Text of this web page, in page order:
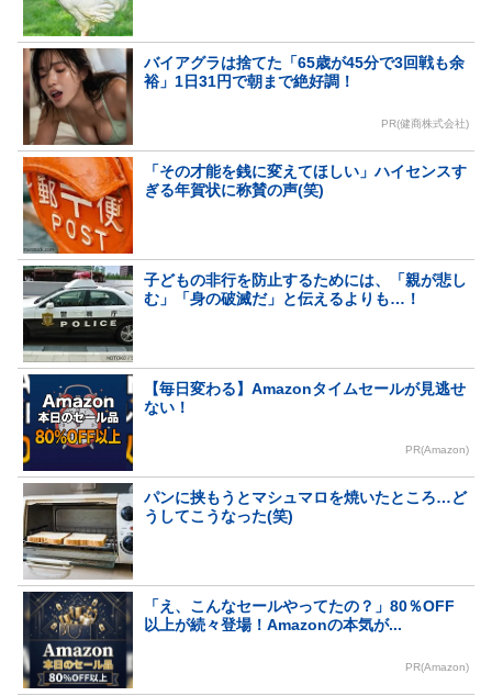
バイアグラは捨てた「65歳が45分で3回戦も余
裕」1日31円で朝まで絶好調！
PR(健商株式会社)
「その才能を銭に変えてほしい」ハイセンスす
ぎる年賀状に称賛の声(笑)
子どもの非行を防止するためには、「親が悲し
む」「身の破滅だ」と伝えるよりも…！
【毎日変わる】Amazonタイムセールが見逃せ
ない！
PR(Amazon)
パンに挟もうとマシュマロを焼いたところ…ど
うしてこうなった(笑)
「え、こんなセールやってたの？」80％OFF
以上が続々登場！Amazonの本気が...
PR(Amazon)